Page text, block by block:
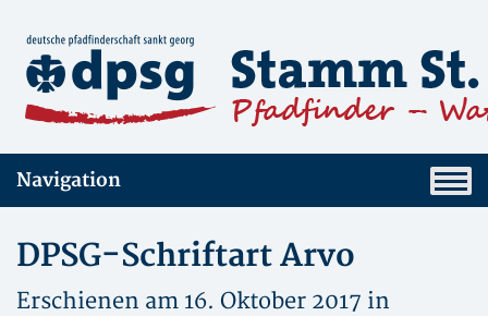
Navigation
DPSG-Schriftart Arvo
Erschienen am 16. Oktober 2017 in